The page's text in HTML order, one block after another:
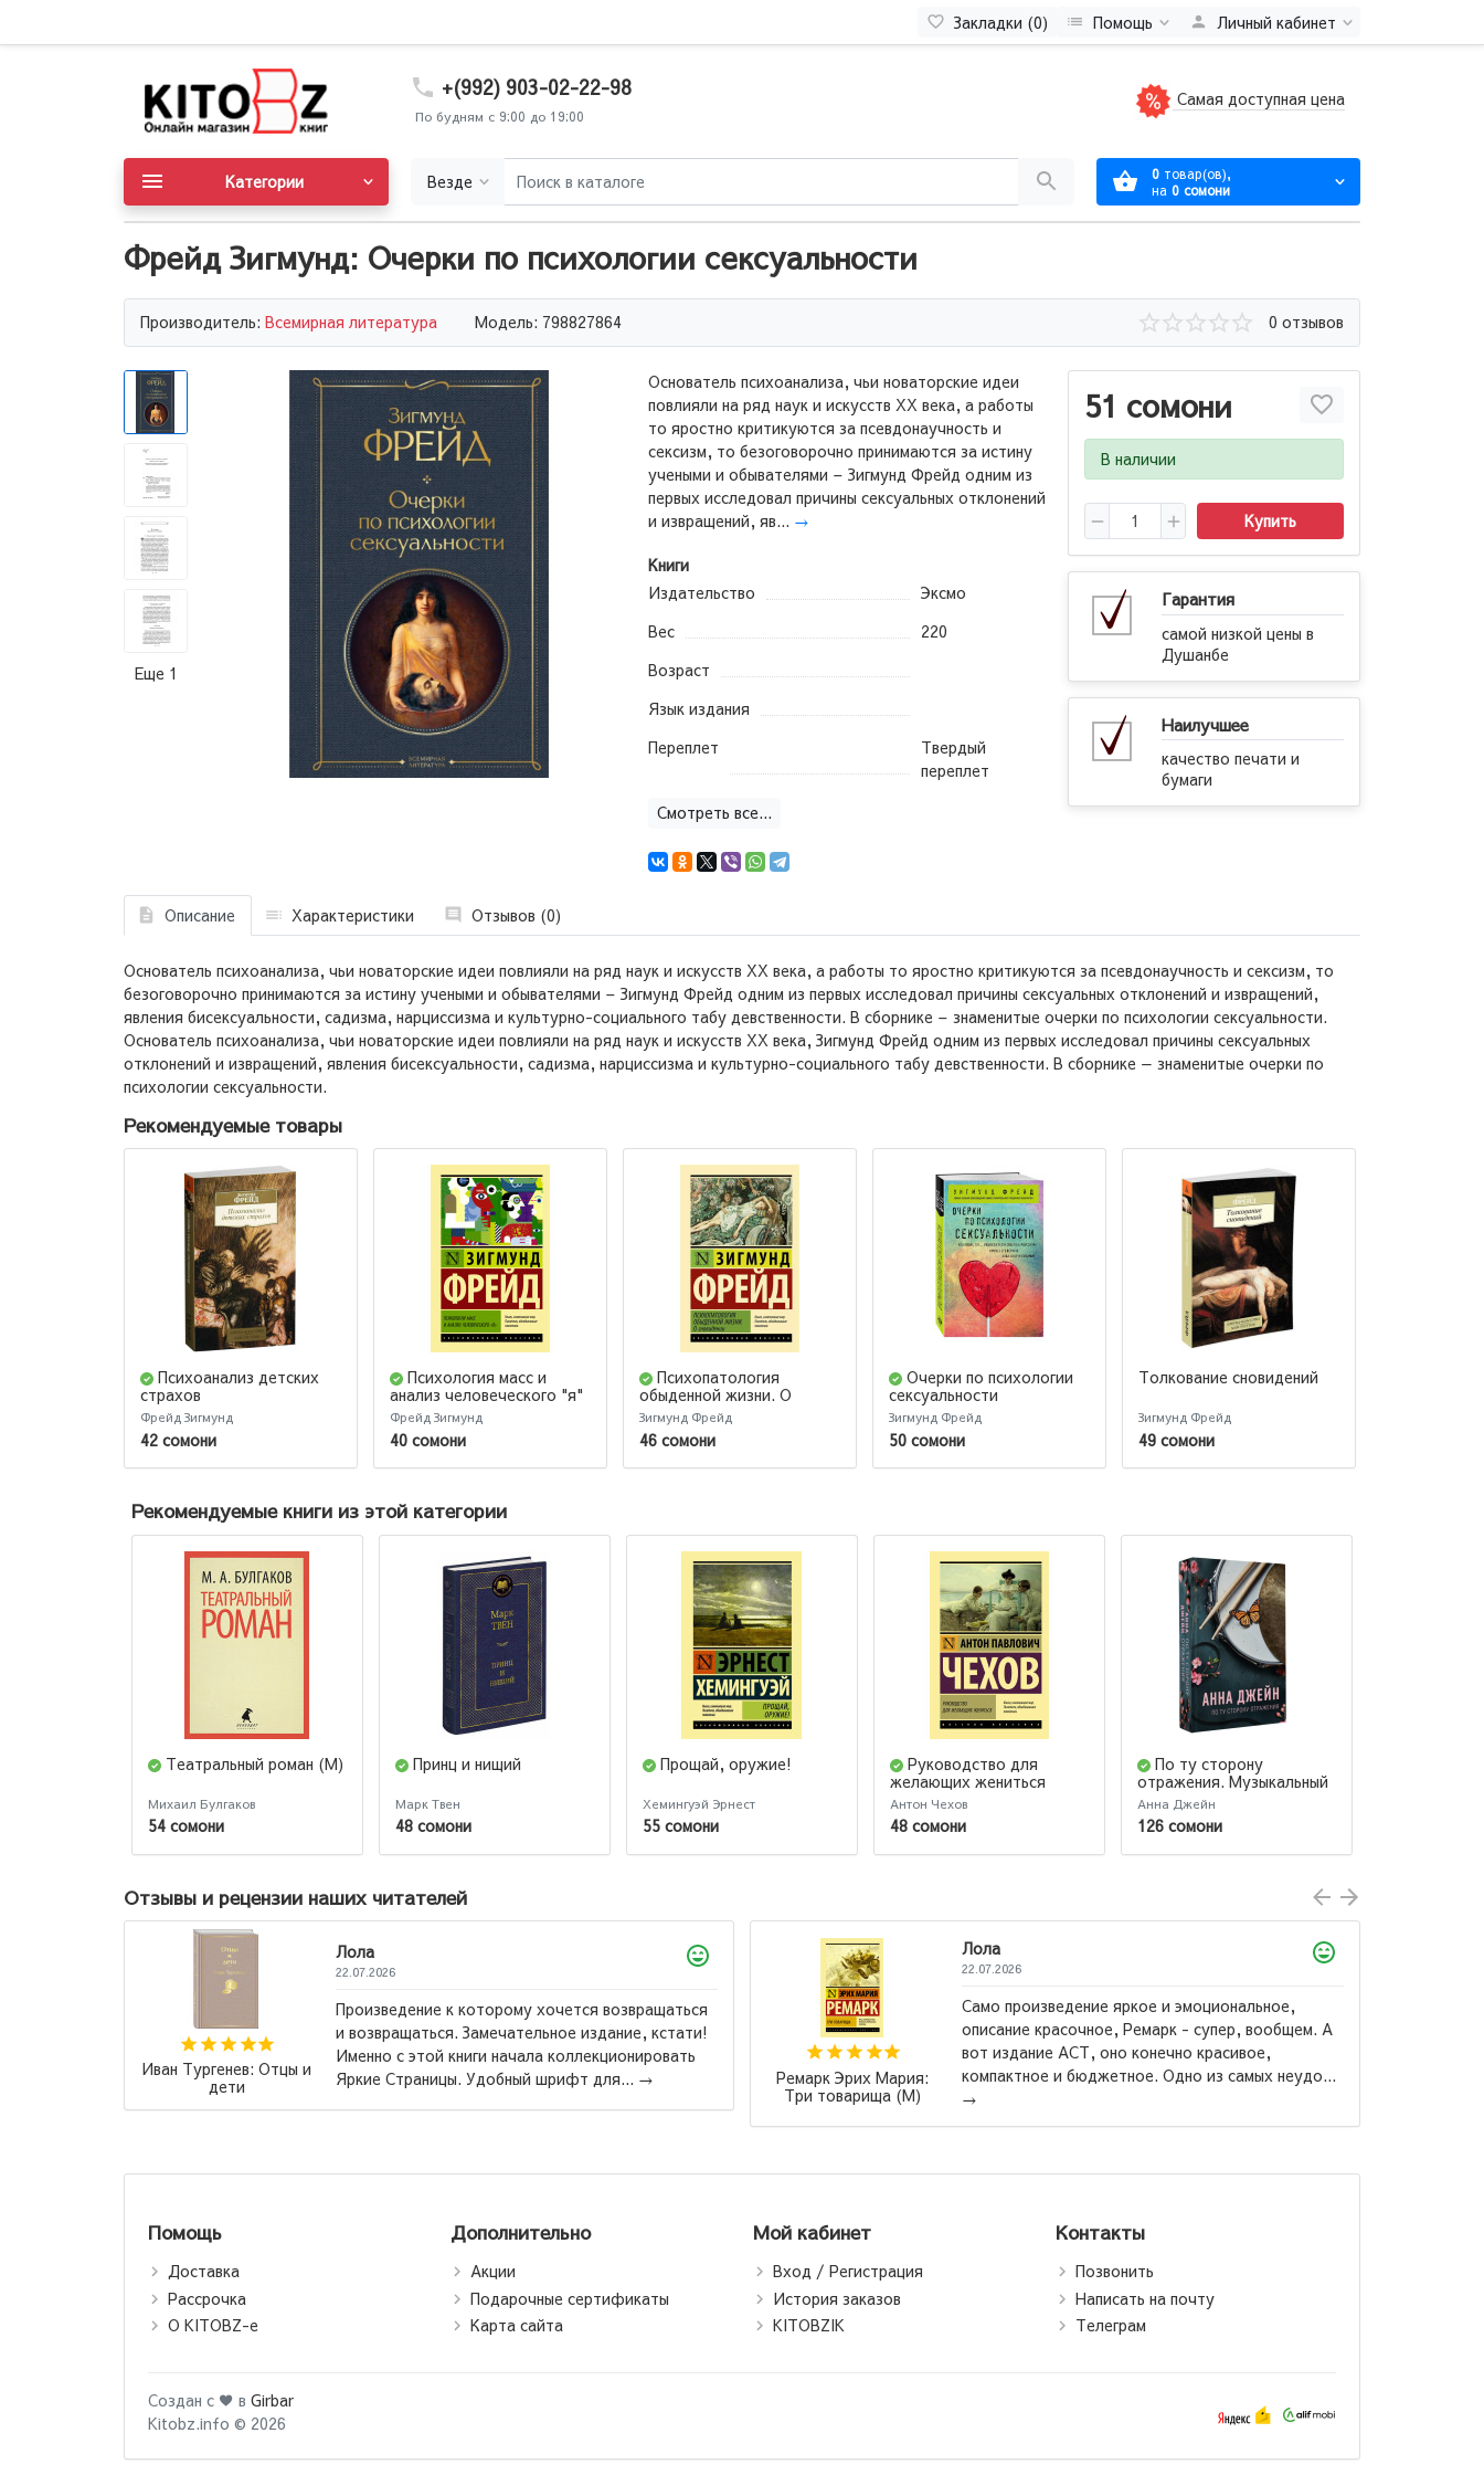
Закладки (0) Помощь Личный кабинет
+(992) 903-02-22-98
По будням с 9:00 до 19:00
Самая доступная цена
Везде 0 товар(ов),
на 0 сомони
Категории
Фрейд Зигмунд: Очерки по психологии сексуальности
Производитель: Всемирная литература Модель: 798827864 0 отзывов
Еще 1
51 сомони
В наличии
Купить
Гарантия
самой низкой цены в
Душанбе
Наилучшее
качество печати и
бумаги
Основатель психоанализа, чьи новаторские идеи
повлияли на ряд наук и искусств XX века, а работы
то яростно критикуются за псевдонаучность и
сексизм, то безоговорочно принимаются за истину
учеными и обывателями – Зигмунд Фрейд одним из
первых исследовал причины сексуальных отклонений
и извращений, яв... →
Книги
Издательство
Эксмо
Вес
220
Возраст
Язык издания
Переплет
Твердый
переплет
Смотреть все...
Описание Характеристики Отзывов (0)
Основатель психоанализа, чьи новаторские идеи повлияли на ряд наук и искусств XX века, а работы то яростно критикуются за псевдонаучность и сексизм, то
безоговорочно принимаются за истину учеными и обывателями – Зигмунд Фрейд одним из первых исследовал причины сексуальных отклонений и извращений,
явления бисексуальности, садизма, нарциссизма и культурно-социального табу девственности. В сборнике – знаменитые очерки по психологии сексуальности.
Основатель психоанализа, чьи новаторские идеи повлияли на ряд наук и искусств XX века, Зигмунд Фрейд одним из первых исследовал причины сексуальных
отклонений и извращений, явления бисексуальности, садизма, нарциссизма и культурно-социального табу девственности. В сборнике — знаменитые очерки по
психологии сексуальности.
Рекомендуемые товары
Психоанализ детских
страхов
Фрейд Зигмунд
42 сомони
Психология масс и
анализ человеческого "я"
Фрейд Зигмунд
40 сомони
Психопатология
обыденной жизни. О
сновидении (новый
перевод)
Зигмунд Фрейд
46 сомони
Очерки по психологии
сексуальности
Зигмунд Фрейд
50 сомони
Толкование сновидений
Зигмунд Фрейд
49 сомони
Рекомендуемые книги из этой категории
Театральный роман (М)
Михаил Булгаков
54 сомони
Принц и нищий
Марк Твен
48 сомони
Прощай, оружие!
Хемингуэй Эрнест
55 сомони
Руководство для
желающих жениться
Антон Чехов
48 сомони
По ту сторону
отражения. Музыкальный
приворот
Анна Джейн
126 сомони
Отзывы и рецензии наших читателей
хочется возвращаться
издание, кстати!
начала коллекционировать
Удобный шрифт для...→
Ремарк Эрих Мария:
Три товарища (М)
Само произведение яркое и эмоциональное,
описание красочное, Ремарк - супер, вообщем. А
вот издание АСТ, оно конечно красивое,
компактное и бюджетное. Одно из самых неудо...
Наполеон Хилл: Думай
и богатей (Т)
Я бы назвал эту книгу "Лучшая книга всех
70 % книг по саморазвитие написаны по
этой книги....
Помощь
Доставка
Рассрочка
О KITOBZ-е
Дополнительно
Акции
Подарочные сертификаты
Карта сайта
Мой кабинет
Вход / Регистрация
История заказов
KITOBZIK
Контакты
Позвонить
Написать на почту
Телеграм
Создан с ♥ в Girbar
Kitobz.info © 2026